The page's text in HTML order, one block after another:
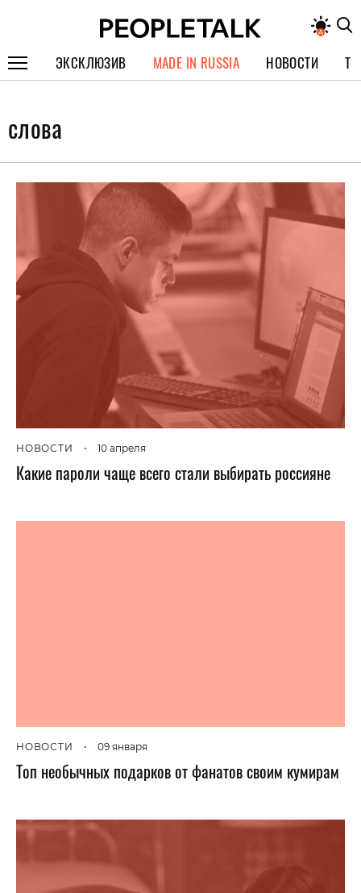
ЭКСКЛЮЗИВ
ИНТЕРВЬЮ
ПОКОЛЕНИЕ
MADE IN RUSSIA НОВОСТИ
слова
НОВОСТИ • 10 апреля
Какие пароли чаще всего стали выбирать россияне
НОВОСТИ • 09 января
Топ необычных подарков от фанатов своим кумирам